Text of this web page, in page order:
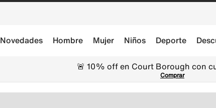
Novedades Hombre Mujer Niños Deporte
🚨 10% off en Court Borough con
Comprar